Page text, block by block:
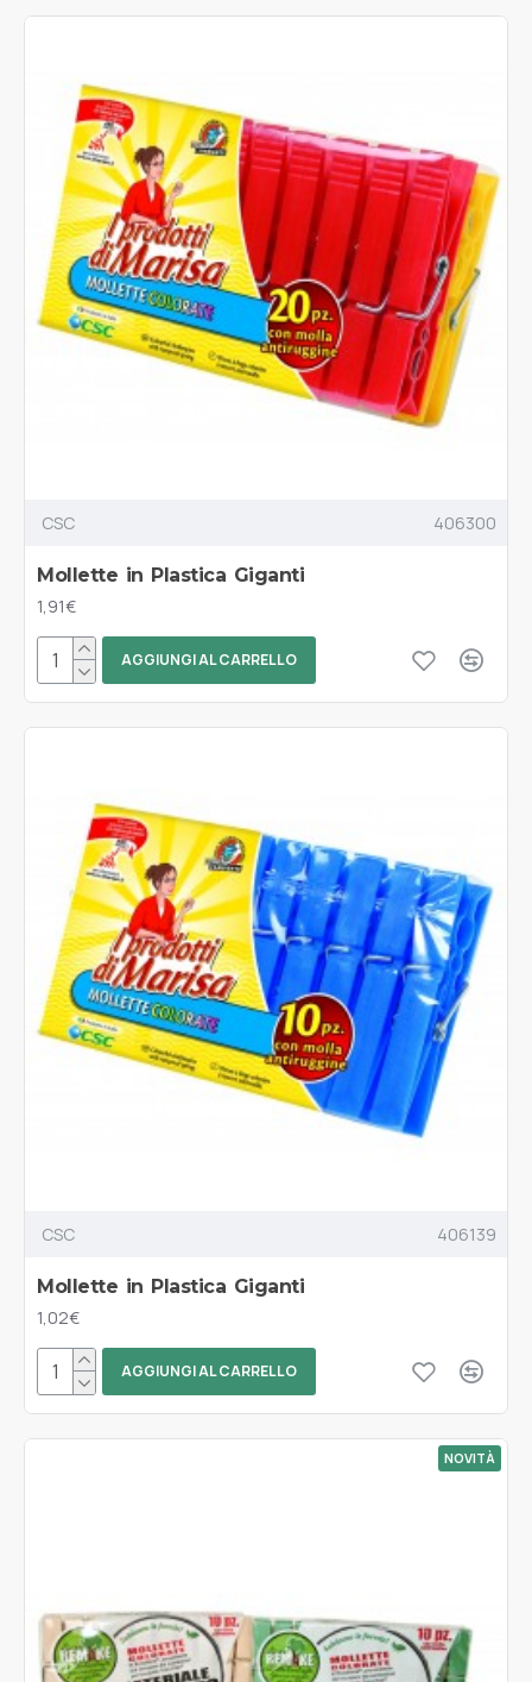
CSC 406300
Mollette in Plastica Giganti
1,91€
AGGIUNGI AL CARRELLO
CSC 406139
Mollette in Plastica Giganti
1,02€
AGGIUNGI AL CARRELLO
NOVITÀ